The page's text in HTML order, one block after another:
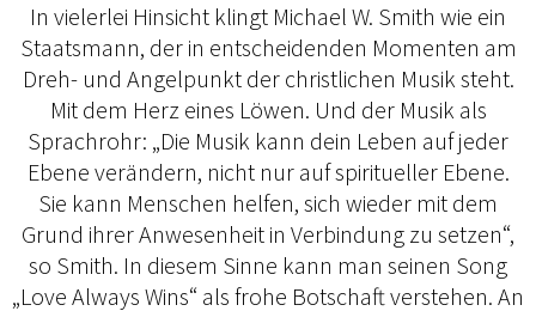
In vielerlei Hinsicht klingt Michael W. Smith wie ein
Staatsmann, der in entscheidenden Momenten am
Dreh- und Angelpunkt der christlichen Musik steht.
Mit dem Herz eines Löwen. Und der Musik als
Sprachrohr: „Die Musik kann dein Leben auf jeder
Ebene verändern, nicht nur auf spiritueller Ebene.
Sie kann Menschen helfen, sich wieder mit dem
Grund ihrer Anwesenheit in Verbindung zu setzen“,
so Smith. In diesem Sinne kann man seinen Song
„Love Always Wins“ als frohe Botschaft verstehen. An